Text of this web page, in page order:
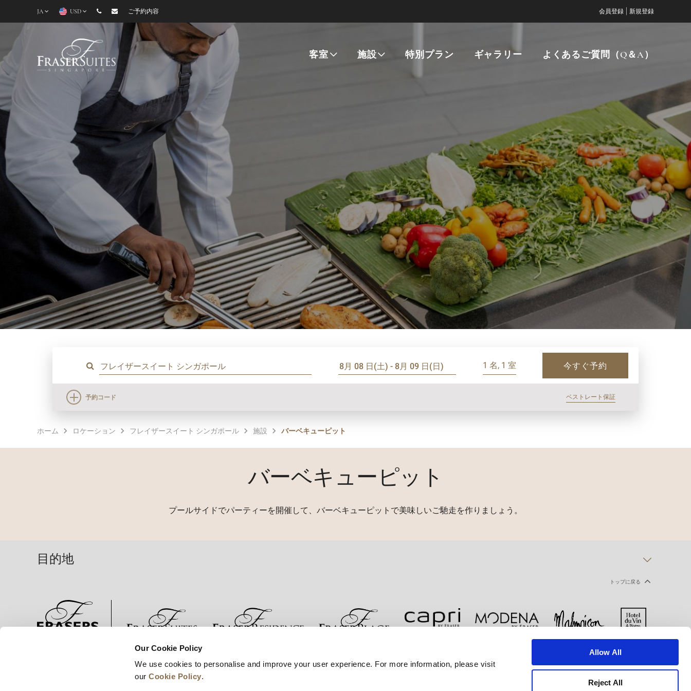
Our Cookie Policy
We use cookies to personalise and improve your user experience. For more information, please visit
ourCookie Policy.
Allow All
Reject All
JA USD ご予約内容 会員登録 新規登録
客室 施設 特別プラン ギャラリー よくあるご質問（Q＆A）
1 名, 1 室 今すぐ予約
予約コード ベストレート保証
ホーム ロケーション フレイザースイート シンガポール 施設 バーベキューピット
バーベキューピット
プールサイドでパーティーを開催して、バーベキューピットで美味しいご馳走を作りましょう。
目的地
トップに戻る
事業展開 キャリア お問い合わせ ベストレート保証 プライバシーポリシー クッキー宣言